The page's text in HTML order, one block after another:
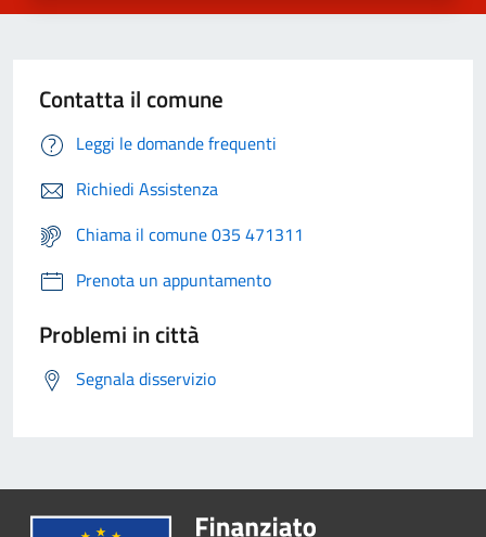
Contatta il comune
Leggi le domande frequenti
Richiedi Assistenza
Chiama il comune 035 471311
Prenota un appuntamento
Problemi in città
Segnala disservizio